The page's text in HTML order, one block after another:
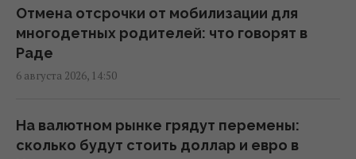
сложности с приватизацией крупных
государственных активов
15:58 четверг, 06 августа 2026
баллистика: Зеленский раскрыл сроки
15:45 четверг, 06 августа 2026
Отмена отсрочки от мобилизации для
многодетных родителей: что говорят в
Раде
6 августа 2026, 14:50
На валютном рынке грядут перемены:
сколько будут стоить доллар и евро в